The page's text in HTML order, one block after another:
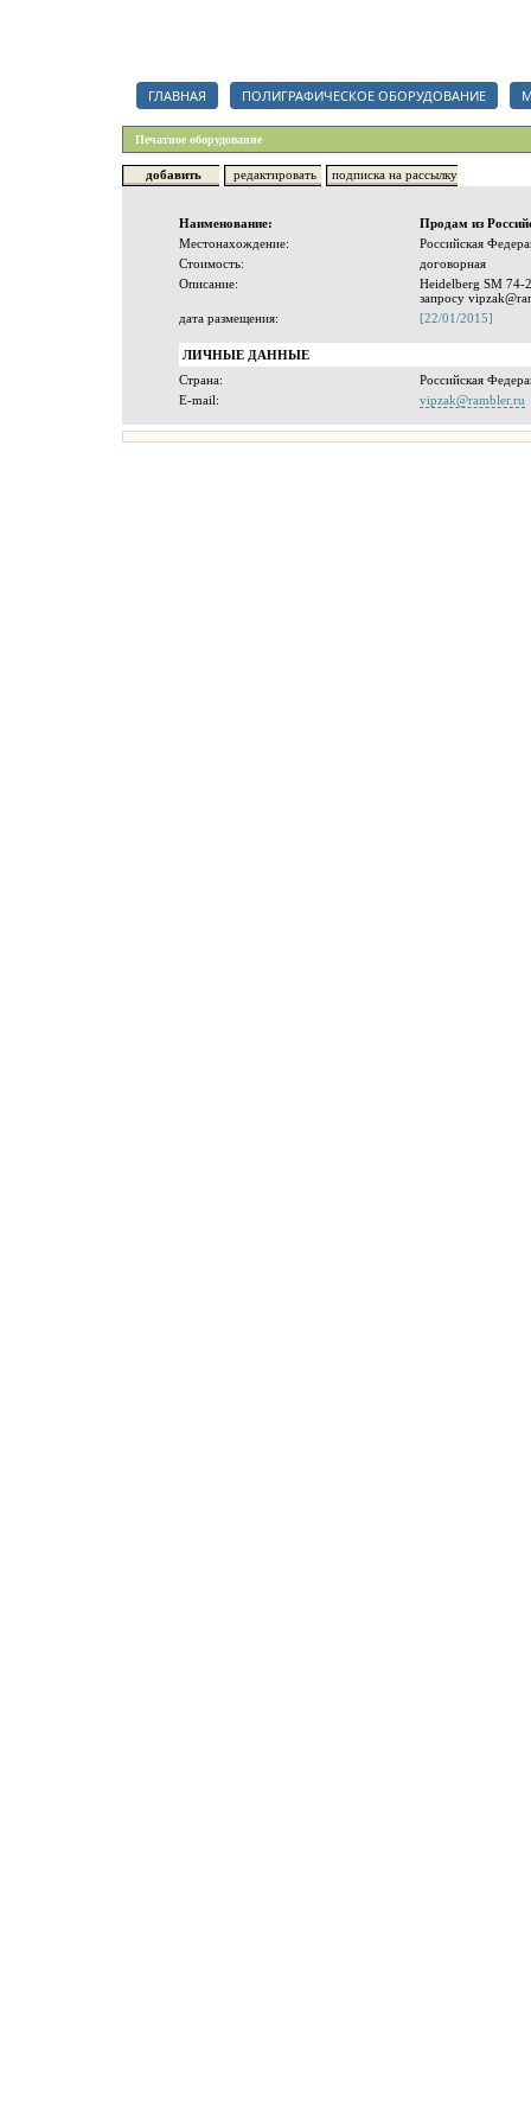
ГЛАВНАЯ ПОЛИГРАФИЧЕСКОЕ ОБОРУДОВАНИЕ
Печатное оборудование
добавить редактировать подписка на рассылку
Наименование:
Продам из
Местонахождение:
Российская
Стоимость:
договорная
Описание:
Heidelberg SM 74-
запросу
дата размещения:
[22/01/2015]
ЛИЧНЫЕ ДАННЫЕ
Страна:
Российская
E-mail:
vipzak@rambler.ru